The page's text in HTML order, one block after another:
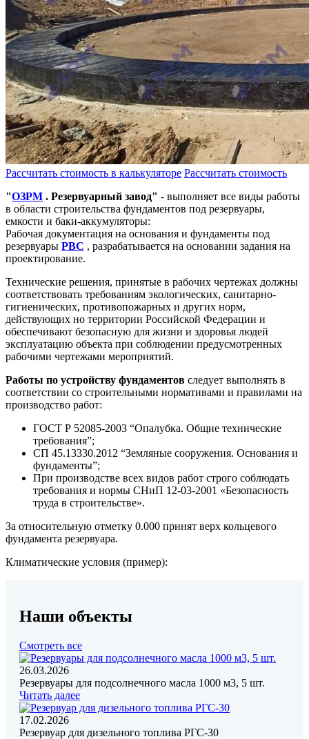
Рассчитать стоимость в калькуляторе Рассчитать стоимость
"ОЗРМ . Резервуарный завод" - выполняет все виды работы
в области строительства фундаментов под резервуары,
емкости и баки-аккумуляторы:
Рабочая документация на основания и фундаменты под
резервуары РВС , разрабатывается на основании задания на
проектирование.
Технические решения, принятые в рабочих чертежах должны
соответствовать требованиям экологических, санитарно-
гигиенических, противопожарных и других норм,
действующих но территории Российской Федерации и
обеспечивают безопасную для жизни и здоровья людей
эксплуатацию объекта при соблюдении предусмотренных
рабочими чертежами мероприятий.
Работы по устройству фундаментов следует выполнять в
соответствии со строительными нормативами и правилами на
производство работ:
ГОСТ Р 52085-2003 “Опалубка. Общие технические
требования”;
СП 45.13330.2012 “Земляные сооружения. Основания и
фундаменты”;
При производстве всех видов работ строго соблюдать
требования и нормы СНиП 12-03-2001 «Безопасность
труда в строительстве».
За относительную отметку 0.000 принят верх кольцевого
фундамента резервуара.
Климатические условия (пример):
Наши объекты
Смотреть все
26.03.2026
Резервуары для подсолнечного масла 1000 м3, 5 шт.
Читать далее
17.02.2026
Резервуар для дизельного топлива РГС-30